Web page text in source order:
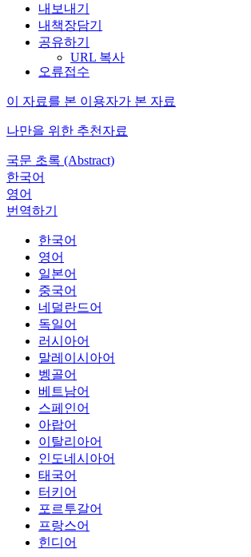
내보내기
내책장담기
공유하기
URL 복사
오류접수
이 자료를 본 이용자가 본 자료
나만을 위한 추천자료
국문 초록 (Abstract)
한국어
영어
번역하기
한국어
영어
일본어
중국어
네덜란드어
독일어
러시아어
말레이시아어
벵골어
베트남어
스페인어
아랍어
이탈리아어
인도네시아어
태국어
터키어
포르투갈어
프랑스어
힌디어